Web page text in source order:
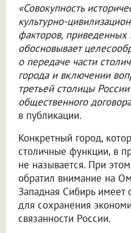
«Совокупность
культурно-
факторов, приведенных
обосновывает
о передаче части
города и включении
третьей столицы
общественного
в публикации.
Конкретный город,
столичные функции, в
не называется. При
обратил внимание на
Западная Сибирь имеет
для сохранения
связанности России.